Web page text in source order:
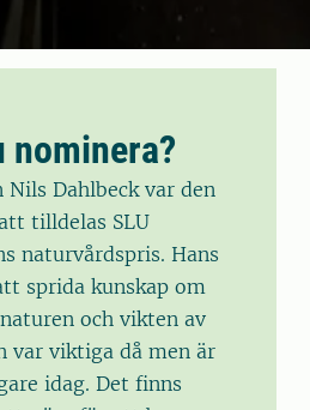
nominera?
Nils Dahlbeck var den
tilldelas SLU
naturvårdspris. Hans
sprida kunskap om
och vikten av
var viktiga då men är
idag. Det finns